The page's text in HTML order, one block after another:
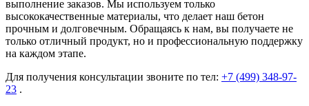
выполнение заказов. Мы используем только
высококачественные материалы, что делает наш бетон
прочным и долговечным. Обращаясь к нам, вы получаете не
только отличный продукт, но и профессиональную поддержку
на каждом этапе.
Для получения консультации звоните по тел: +7 (499) 348-97-
23 .